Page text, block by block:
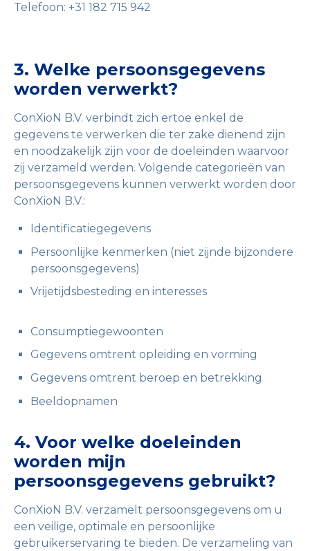
Telefoon: +31 182 715 942
3. Welke persoonsgegevens
worden verwerkt?
ConXioN B.V. verbindt zich ertoe enkel de
gegevens te verwerken die ter zake dienend zijn
en noodzakelijk zijn voor de doeleinden waarvoor
zij verzameld werden. Volgende categorieën van
persoonsgegevens kunnen verwerkt worden door
ConXioN B.V.:
Identificatiegegevens
Persoonlijke kenmerken (niet zijnde bijzondere
persoonsgegevens)
Vrijetijdsbesteding en interesses
Consumptiegewoonten
Gegevens omtrent opleiding en vorming
Gegevens omtrent beroep en betrekking
Beeldopnamen
4. Voor welke doeleinden
worden mijn
persoonsgegevens gebruikt?
ConXioN B.V. verzamelt persoonsgegevens om u
een veilige, optimale en persoonlijke
gebruikerservaring te bieden. De verzameling van